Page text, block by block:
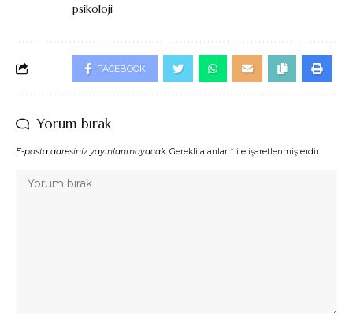
psikoloji
FACEBOOK
Yorum bırak
E-posta adresiniz yayınlanmayacak. Gerekli alanlar * ile işaretlenmişlerdir